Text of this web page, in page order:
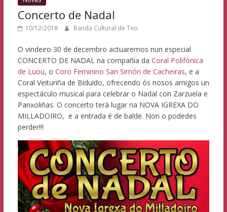
Concerto de Nadal
10/12/2018 Banda Cultural de Teo
O vindeiro 30 de decembro actuaremos nun especial
CONCERTO DE NADAL na compañía da Coral Polifónica
de Luou, o Coro Feminino San Simón de Cacheiras, e a
Coral Veituriña de Biduido, ofrecendo ós nosos amigos un
espectáculo musical para celebrar o Nadal con Zarzuela e
Panxoliñas. O concerto terá lugar na NOVA IGREXA DO
MILLADOIRO, e a entrada é de balde. Non o podedes
perder!!!